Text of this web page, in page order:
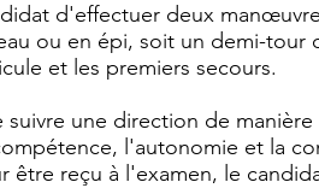
d'effectuer deux
ou en épi, soit un demi-tour
et les premiers secours.
une direction de
l'autonomie et la
reçu à l'examen, le